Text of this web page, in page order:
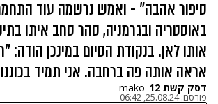
סיפור אהבה" - ואמש נרשמה עוד
באוסטריה ובגרמניה, סהר סחב איתו
אותו לאן. בנקודת הסיום במינכן הודה:
אראה אותה פה ברחבה. אני תמיד
דסק קשת 12 mako
פורסם:25.08.24, 06:42